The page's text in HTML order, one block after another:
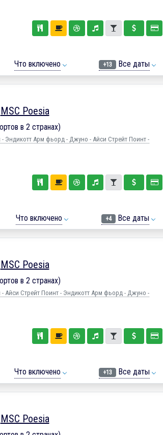
Что включено +13 Все даты
MSC Poesia
в 2 странах)
- Эндикотт Арм фьорд - Джуно - Айси Стрейт Поинт -
Что включено +4 Все даты
MSC Poesia
в 2 странах)
- Айси Стрейт Поинт - Эндикотт Арм фьорд - Джуно -
Что включено +13 Все даты
MSC Poesia